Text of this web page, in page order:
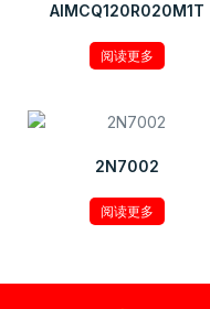
AIMCQ120R020M1T
阅读更多
2N7002
阅读更多